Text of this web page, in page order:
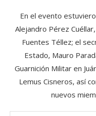
En el evento
Alejandro Pérez
Fuentes Téllez; el
Estado, Mauro
Guarnición Militar en
Lemus Cisneros, así
nuevos